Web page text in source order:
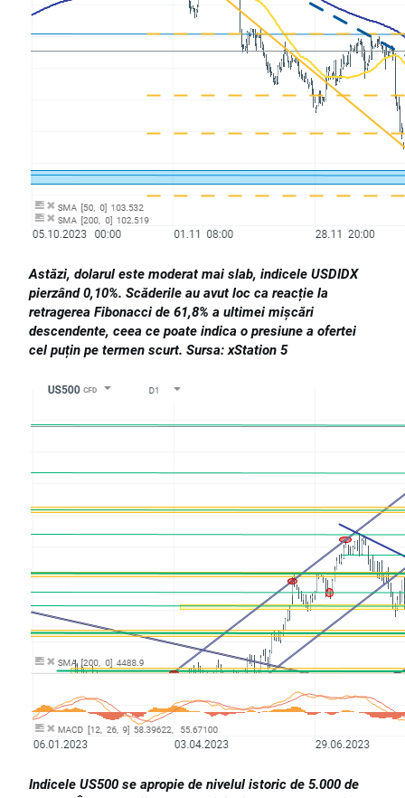
Astăzi, dolarul este moderat mai slab, indicele USDIDX
pierzând 0,10%. Scăderile au avut loc ca reacție la
retragerea Fibonacci de 61,8% a ultimei mișcări
descendente, ceea ce poate indica o presiune a ofertei
cel puțin pe termen scurt. Sursa: xStation 5
Indicele US500 se apropie de nivelul istoric de 5.000 de